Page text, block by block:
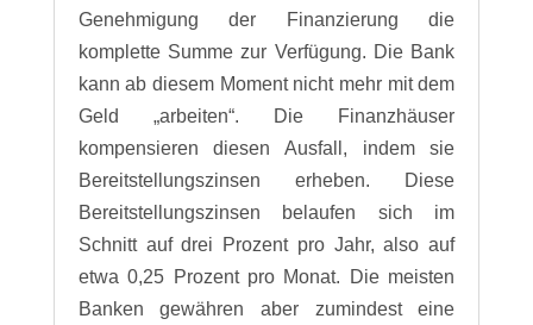
Genehmigung der Finanzierung die
komplette Summe zur Verfügung. Die Bank
kann ab diesem Moment nicht mehr mit dem
Geld „arbeiten“. Die Finanzhäuser
kompensieren diesen Ausfall, indem sie
Bereitstellungszinsen erheben. Diese
Bereitstellungszinsen belaufen sich im
Schnitt auf drei Prozent pro Jahr, also auf
etwa 0,25 Prozent pro Monat. Die meisten
Banken gewähren aber zumindest eine